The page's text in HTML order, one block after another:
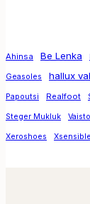
Ahinsa Be Lenka
Geasoles hallux
Papoutsi Realfoot
Steger Mukluk
Xeroshoes Xsensible